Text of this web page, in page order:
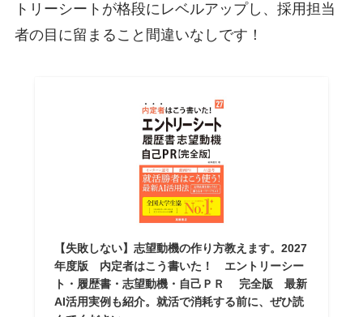
トリーシートが格段にレベルアップし、採用担当
者の目に留まること間違いなしです！
【失敗しない】志望動機の作り方教えます。2027
年度版 内定者はこう書いた！ エントリーシー
ト・履歴書・志望動機・自己ＰＲ 完全版 最新
AI活用実例も紹介。就活で消耗する前に、ぜひ読